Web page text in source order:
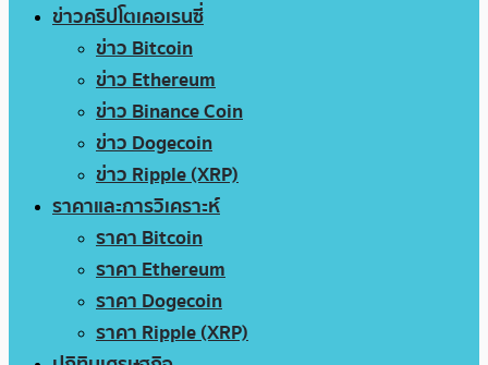
ข่าวคริปโตเคอเรนซี่
ข่าว Bitcoin
ข่าว Ethereum
ข่าว Binance Coin
ข่าว Dogecoin
ข่าว Ripple (XRP)
ราคาและการวิเคราะห์
ราคา Bitcoin
ราคา Ethereum
ราคา Dogecoin
ราคา Ripple (XRP)